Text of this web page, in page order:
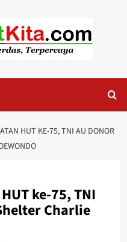
HUT KE-75, TNI AU DONOR
ke-75, TNI
Charlie